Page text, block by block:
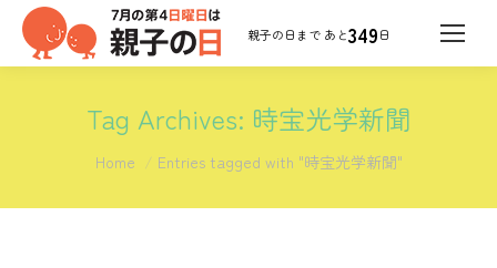
349日
Tag Archives: 時宝光学新聞
You are here:
Home Entries tagged with "時宝光学新聞"